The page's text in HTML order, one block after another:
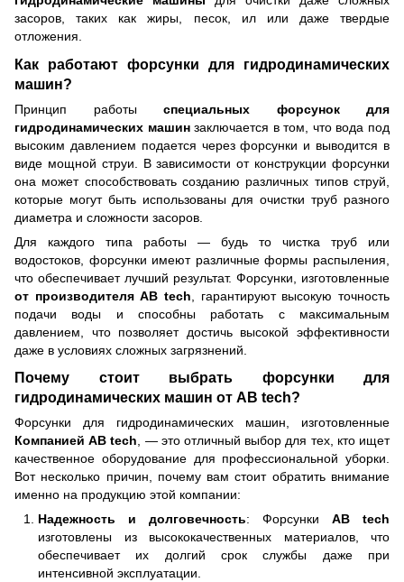
засоров, таких как жиры, песок, ил или даже твердые
отложения.
Как работают форсунки для гидродинамических
машин?
Принцип работы специальных форсунок для
гидродинамических машинзаключается в том, что вода под
высоким давлением подается через форсунки и выводится в
виде мощной струи. В зависимости от конструкции форсунки
она может способствовать созданию различных типов струй,
которые могут быть использованы для очистки труб разного
диаметра и сложности засоров.
Для каждого типа работы — будь то чистка труб или
водостоков, форсунки имеют различные формы распыления,
что обеспечивает лучший результат. Форсунки, изготовленные
от производителя AB tech , гарантируют высокую точность
подачи воды и способны работать с максимальным
давлением, что позволяет достичь высокой эффективности
даже в условиях сложных загрязнений.
Почему стоит выбрать форсунки для
гидродинамических машин от AB tech?
Форсунки для гидродинамических машин, изготовленные
Компанией AB tech, — это отличный выбор для тех, кто ищет
качественное оборудование для профессиональной уборки.
Вот несколько причин, почему вам стоит обратить внимание
именно на продукцию этой компании:
Надежность и долговечность: Форсунки AB tech
изготовлены из высококачественных материалов, что
обеспечивает их долгий срок службы даже при
интенсивной эксплуатации.